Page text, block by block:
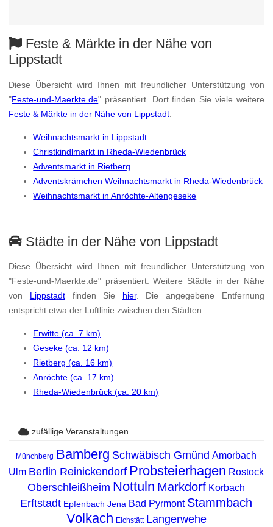
Feste & Märkte in der Nähe von
Lippstadt
Diese Übersicht wird Ihnen mit freundlicher Unterstützung von
"Feste-und-Maerkte.de" präsentiert. Dort finden Sie viele weitere
Feste & Märkte in der Nähe von Lippstadt
Weihnachtsmarkt in Lippstadt
Christkindlmarkt in Rheda-Wiedenbrück
Adventsmarkt in Rietberg
Adventskrämchen Weihnachtsmarkt in Rheda-Wiedenbrück
Weihnachtsmarkt in Anröchte-Altengeseke
Städte in der Nähe von Lippstadt
Diese Übersicht wird Ihnen mit freundlicher Unterstützung von
"Feste-und-Maerkte.de" präsentiert. Weitere Städte in der Nähe
von Lippstadtfinden Sie hier. Die angegebene Entfernung
entspricht etwa der Luftlinie zwischen den Städten.
Erwitte (ca. 7 km)
Geseke (ca. 12 km)
Rietberg (ca. 16 km)
Anröchte (ca. 17 km)
Rheda-Wiedenbrück (ca. 20 km)
zufällige Veranstaltungen
Münchberg Bamberg Schwäbisch Gmünd Amorbach
Ulm Berlin Reinickendorf Probsteierhagen Rostock
Oberschleißheim Nottuln Markdorf Korbach
Erftstadt Epfenbach Jena Bad Pyrmont Stammbach
Volkach Eichstätt Langerwehe